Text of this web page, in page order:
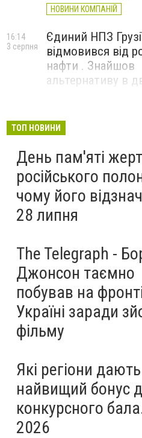
НОВИНИ КОМПАНІЙ
Єдиний НПЗ
відмовився від
нафти . Знайшов
альтернативу в
16:14
3 серпня
ЗСУ на Wildberries
рф
3 серпня
ТОП НОВИНИ
День пам'яті
російського
чому його
28 липня
The Telegraph -
Джонсон таємно
побував на
Україні заради
фільму
Які регіони дають
найвищий бонус
конкурсного
2026